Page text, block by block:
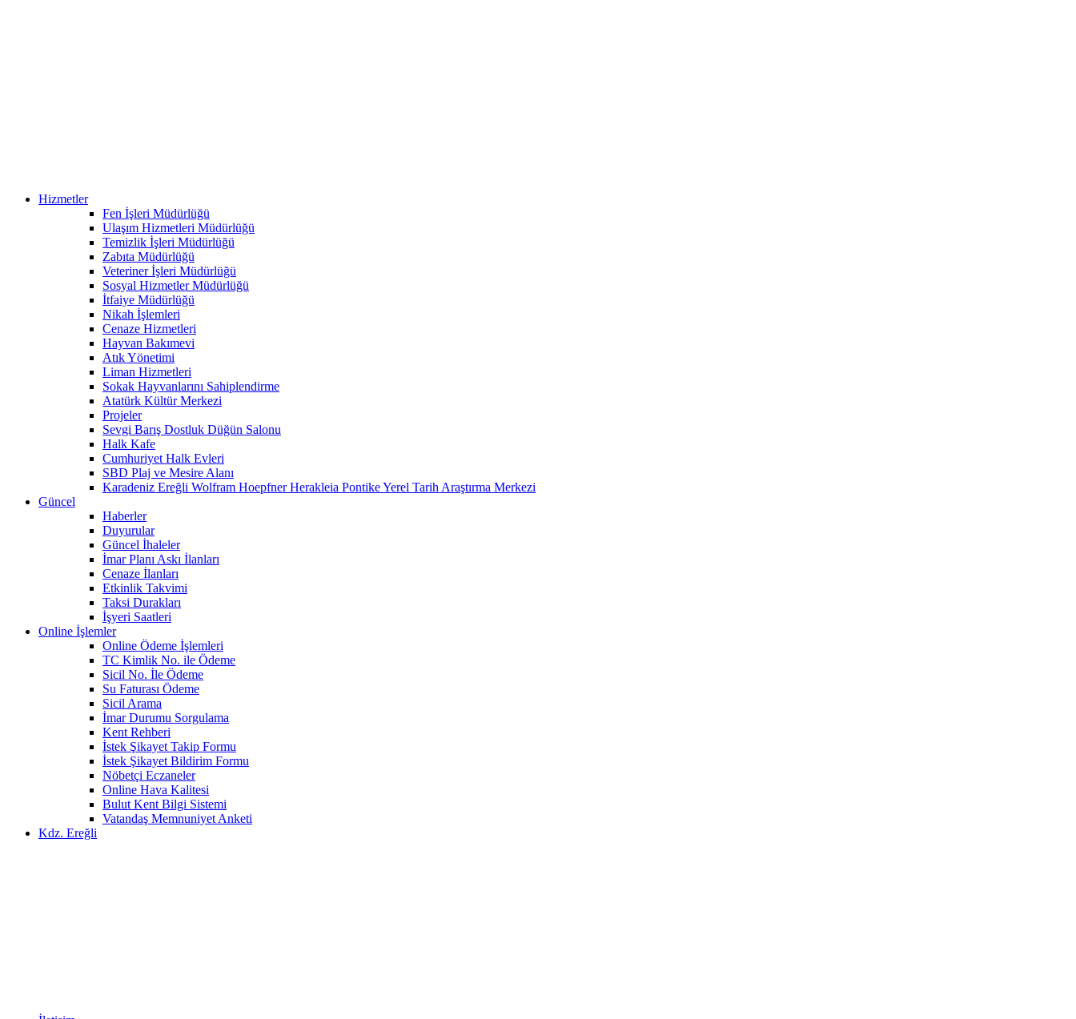
Hizmetler
Fen İşleri Müdürlüğü
Ulaşım Hizmetleri Müdürlüğü
Temizlik İşleri Müdürlüğü
Zabıta Müdürlüğü
Veteriner İşleri Müdürlüğü
Sosyal Hizmetler Müdürlüğü
İtfaiye Müdürlüğü
Nikah İşlemleri
Cenaze Hizmetleri
Hayvan Bakımevi
Atık Yönetimi
Liman Hizmetleri
Sokak Hayvanlarını Sahiplendirme
Atatürk Kültür Merkezi
Projeler
Sevgi Barış Dostluk Düğün Salonu
Halk Kafe
Cumhuriyet Halk Evleri
SBD Plaj ve Mesire Alanı
Karadeniz Ereğli Wolfram Hoepfner Herakleia Pontike Yerel Tarih Araştırma Merkezi
Güncel
Haberler
Duyurular
Güncel İhaleler
İmar Planı Askı İlanları
Cenaze İlanları
Etkinlik Takvimi
Taksi Durakları
İşyeri Saatleri
Online İşlemler
Online Ödeme İşlemleri
TC Kimlik No. ile Ödeme
Sicil No. İle Ödeme
Su Faturası Ödeme
Sicil Arama
İmar Durumu Sorgulama
Kent Rehberi
İstek Şikayet Takip Formu
İstek Şikayet Bildirim Formu
Nöbetçi Eczaneler
Online Hava Kalitesi
Bulut Kent Bilgi Sistemi
Vatandaş Memnuniyet Anketi
Kdz. Ereğli